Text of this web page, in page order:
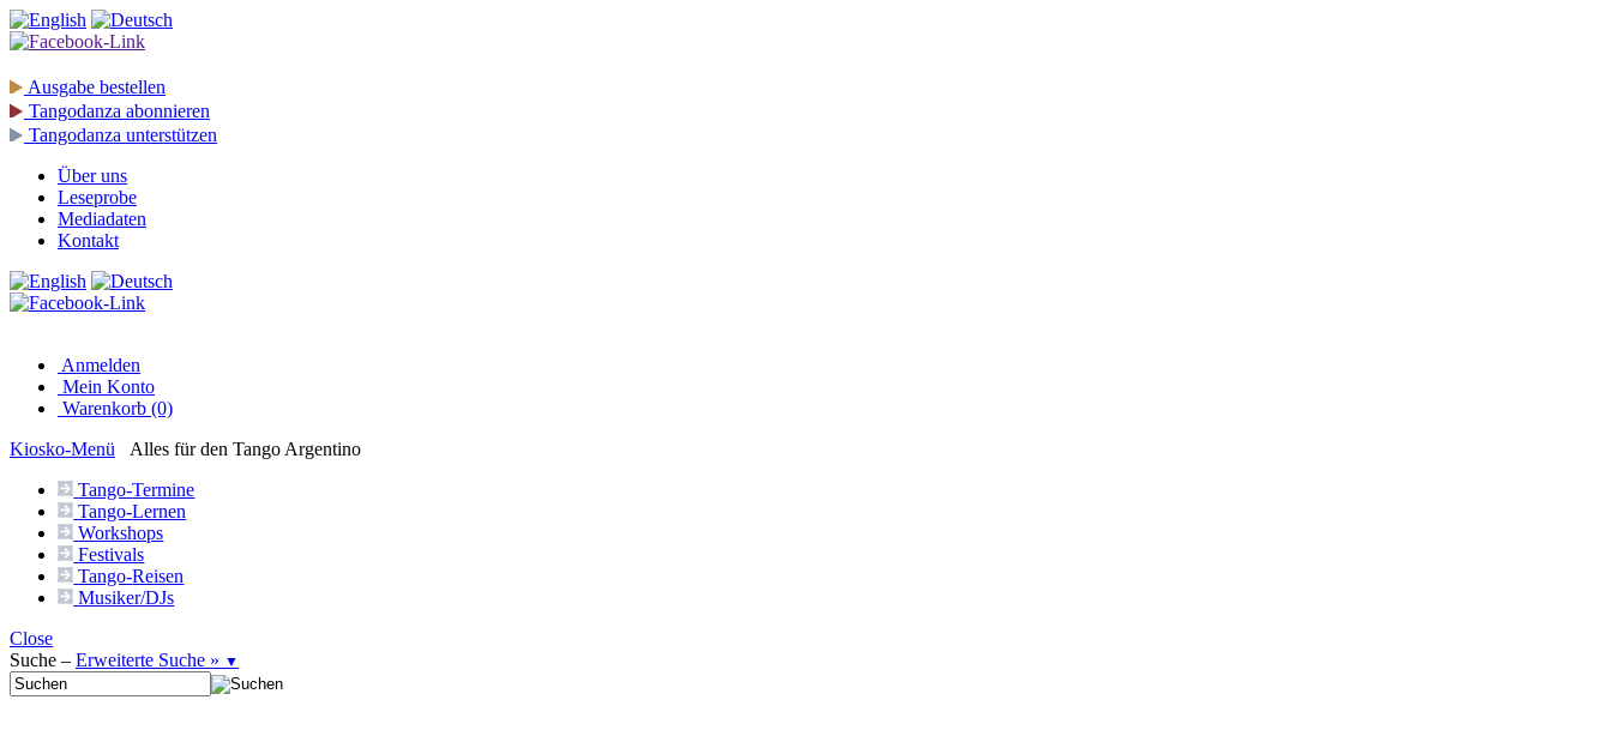
Ausgabe bestellen
Tangodanza abonnieren
Tangodanza unterstützen
Über uns
Leseprobe
Mediadaten
Kontakt
Anmelden
Mein Konto
Warenkorb (0)
Kiosko-Menü
Alles für den Tango Argentino
Tango-Termine
Tango-Lernen
Workshops
Festivals
Tango-Reisen
Musiker/DJs
Close
Suche – Erweiterte Suche » ▼